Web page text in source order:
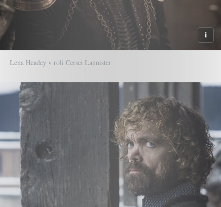
Lena Headey v roli Cersei Lannister